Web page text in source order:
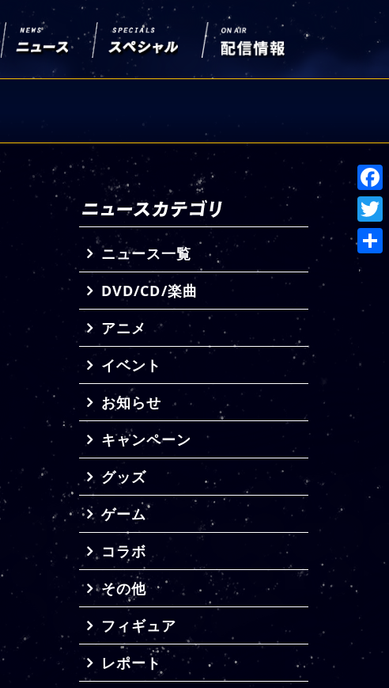
ニュース一覧
DVD/CD/楽曲
アニメ
イベント
お知らせ
キャンペーン
グッズ
ゲーム
コラボ
その他
フィギュア
レポート
共